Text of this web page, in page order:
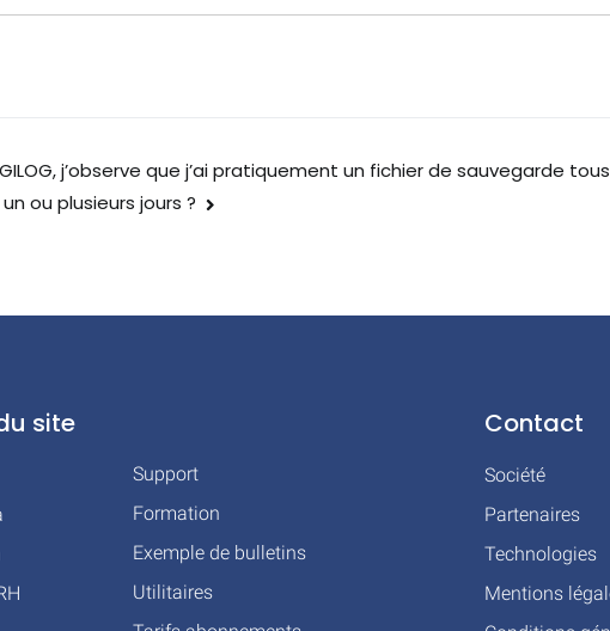
j’observe que j’ai pratiquement un fichier de sauvegarde
ou plusieurs jours ?
site
Support
Formation
Exemple de bulletins
Utilitaires
Contact
Société
Partenaires
Technologies
Mentions